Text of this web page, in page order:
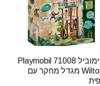
פליימוביל 71008 Playmobil
Wiltopia מגדל מחקר עם